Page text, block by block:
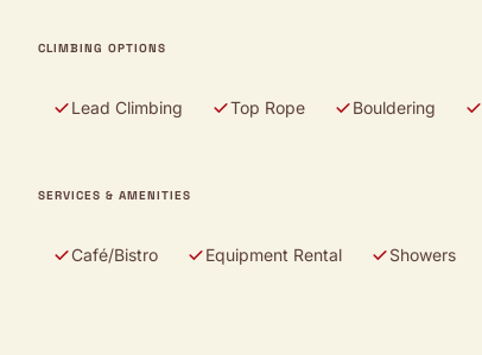
CLIMBING OPTIONS
Lead Climbing Top Rope Bouldering
SERVICES & AMENITIES
Café/Bistro Equipment Rental Showers